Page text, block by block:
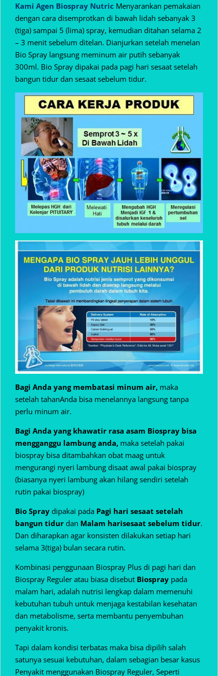
Kami Agen Biospray Nutric Menyarankan pemakaian
dengan cara disemprotkan di bawah lidah sebanyak 3
(tiga) sampai 5 (lima) spray, kemudian ditahan selama 2
– 3 menit sebelum ditelan. Dianjurkan setelah menelan
Bio Spray langsung meminum air putih sebanyak
300ml. Bio Spray dipakai pada pagi hari sesaat setelah
bangun tidur dan sesaat sebelum tidur.
Bagi Anda yang membatasi minum air, maka
setelah tahanAnda bisa menelannya langsung tanpa
perlu minum air.
Bagi Anda yang khawatir rasa asam Biospray bisa
mengganggu lambung anda, maka setelah pakai
biospray bisa ditambahkan obat maag untuk
mengurangi nyeri lambung disaat awal pakai biospray
(biasanya nyeri lambung akan hilang sendiri setelah
rutin pakai biospray)
Bio Spray dipakai pada Pagi hari sesaat setelah
bangun tidur dan Malam harisesaat sebelum tidur.
Dan diharapkan agar konsisten dilakukan setiap hari
selama 3(tiga) bulan secara rutin.
Kombinasi penggunaan Biospray Plus di pagi hari dan
Biospray Reguler atau biasa disebut Biospray pada
malam hari, adalah nutrisi lengkap dalam memenuhi
kebutuhan tubuh untuk menjaga kestabilan kesehatan
dan metabolisme, serta membantu penyembuhan
penyakit kronis.
Tapi dalam kondisi terbatas maka bisa dipilih salah
satunya sesuai kebutuhan, dalam sebagian besar kasus
Penyakit menggunakan Biospray Reguler, Seperti